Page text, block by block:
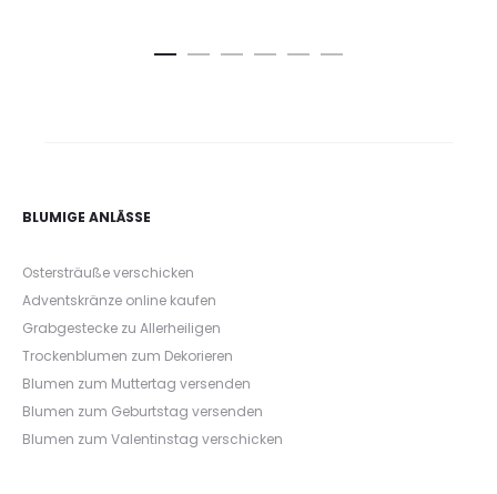
BLUMIGE ANLÄSSE
Ostersträuße verschicken
Adventskränze online kaufen
Grabgestecke zu Allerheiligen
Trockenblumen zum Dekorieren
Blumen zum Muttertag versenden
Blumen zum Geburtstag versenden
Blumen zum Valentinstag verschicken